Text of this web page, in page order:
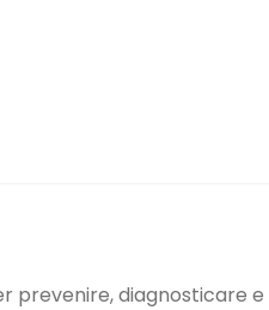
prevenire, diagnosticare